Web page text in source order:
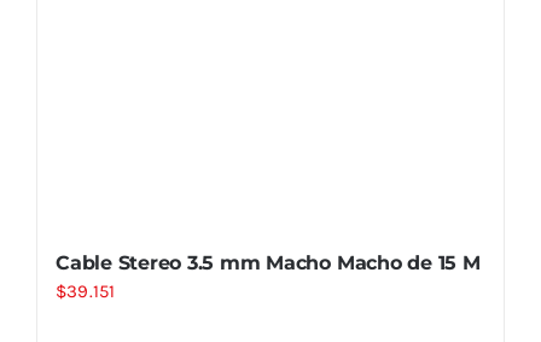
Cable Stereo 3.5 mm Macho Macho de 15 M
$39.151